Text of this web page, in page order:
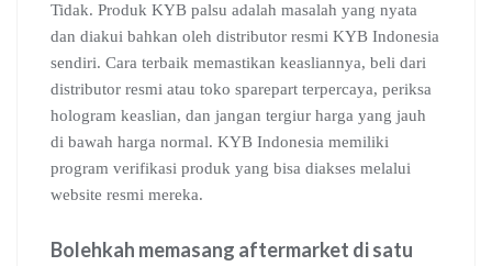
Tidak. Produk KYB palsu adalah masalah yang nyata
dan diakui bahkan oleh distributor resmi KYB Indonesia
sendiri. Cara terbaik memastikan keasliannya, beli dari
distributor resmi atau toko sparepart terpercaya, periksa
hologram keaslian, dan jangan tergiur harga yang jauh
di bawah harga normal. KYB Indonesia memiliki
program verifikasi produk yang bisa diakses melalui
website resmi mereka.
Bolehkah memasang aftermarket di satu